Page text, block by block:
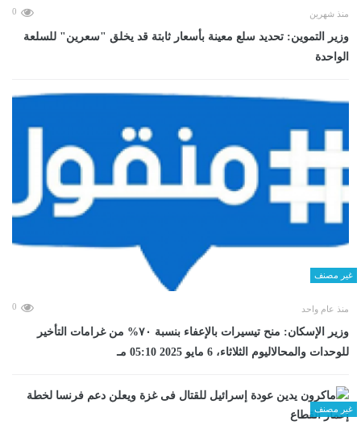
منذ شهرين 0
وزير التموين: تحديد سلع معينة بأسعار ثابتة قد يخلق "سعرين" للسلعة
الواحدة
غير مصنف
منذ عام واحد 0
وزير الإسكان: منح تيسيرات بالإعفاء بنسبة ٧٠% من غرامات التأخير
للوحدات والمحالاليوم الثلاثاء، 6 مايو 2025 05:10 مـ
غير مصنف